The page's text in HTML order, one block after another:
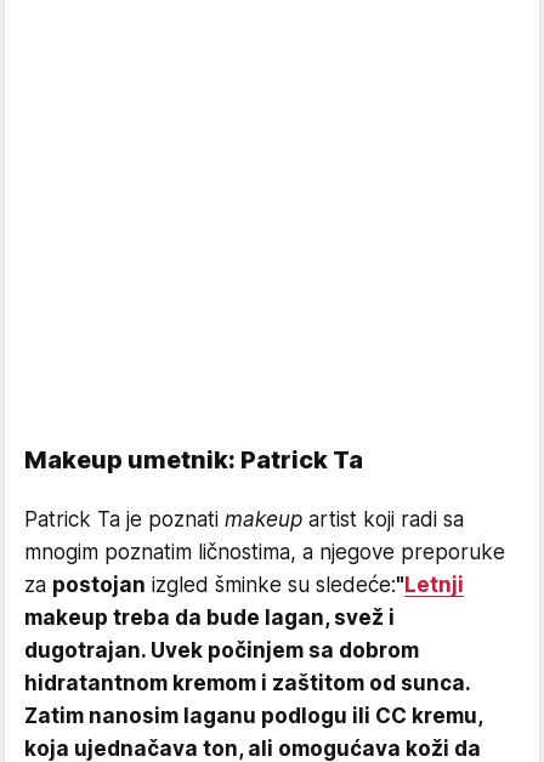
Makeup umetnik: Patrick Ta
Patrick Ta je poznati makeup artist koji radi sa
mnogim poznatim ličnostima, a njegove preporuke
za postojan izgled šminke su sledeće:"Letnji
makeup treba da bude lagan, svež i
dugotrajan. Uvek počinjem sa dobrom
hidratantnom kremom i zaštitom od sunca.
Zatim nanosim laganu podlogu ili CC kremu,
koja ujednačava ton, ali omogućava koži da